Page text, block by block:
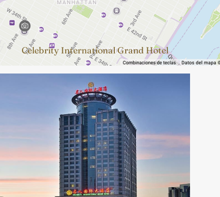
Celebrity International Grand Hotel